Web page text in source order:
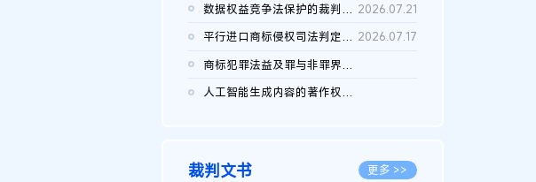
2026.07.28
数据权益竞争法保护的裁判路径构建 2026.07.21
平行进口商标侵权司法判定规则的困境与纾解 2026.07.17
商标犯罪法益及罪与非罪界限研究
人工智能生成内容的著作权司法认定：演进逻辑、现实困境与规则建...
裁判文书 更多 >>